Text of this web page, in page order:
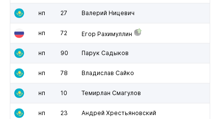
нп 27 Валерий Ницевич
нп 72 Егор Рахимуллин
нп 90 Парук Садыков
нп 78 Владислав Сайко
нп 10 Темирлан Смагулов
нп 23 Андрей Хрестьяновский